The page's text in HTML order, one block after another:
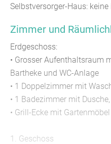
Selbstversorger-Haus:
Zimmer und
Erdgeschoss:
• Grosser Aufenthaltsraum
Bartheke und WC-Anlage
• 1 Doppelzimmer mit
• 1 Badezimmer mit
• Grill-Ecke mit
1. Geschoss